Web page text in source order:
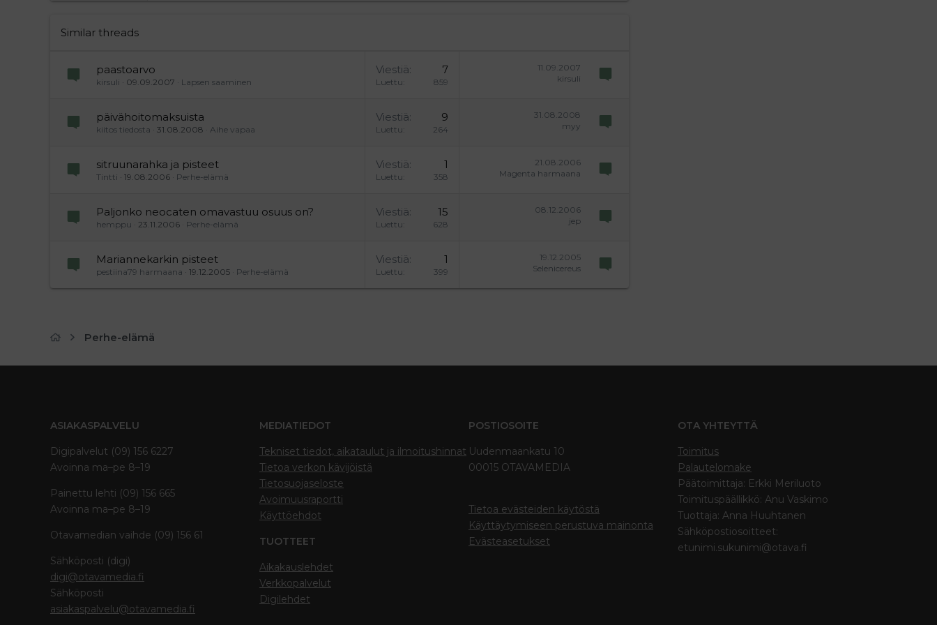
26
Similar threads
paastoarvo
kirsuli 09.09.2007 Lapsen saaminen
Viestiä 7
Luettu 859
11.09.2007
kirsuli
päivähoitomaksuista
kiitos tiedosta 31.08.2008 Aihe vapaa
Viestiä 9
Luettu 264
31.08.2008
myy
sitruunarahka ja pisteet
Tintti 19.08.2006 Perhe-elämä
Viestiä 1
Luettu 358
21.08.2006
Magenta harmaana
Paljonko neocaten omavastuu osuus on?
hemppu 23.11.2006 Perhe-elämä
Viestiä 15
Luettu 628
08.12.2006
jep
Mariannekarkin pisteet
pestiina79 harmaana 19.12.2005 Perhe-elämä
Viestiä 1
Luettu 399
19.12.2005
Selenicereus
Perhe-elämä
ASIAKASPALVELU
Digipalvelut (09) 156 6227
Avoinna ma–pe 8–19
Painettu lehti (09) 156 665
Avoinna ma–pe 8–19
Otavamedian vaihde (09) 156 61
Sähköposti (digi)
digi@otavamedia.fi
Sähköposti
asiakaspalvelu@otavamedia.fi
MEDIATIEDOT
Tekniset tiedot, aikataulut ja ilmoitushinnat
Tietoa verkon kävijöistä
Tietosuojaseloste
Avoimuusraportti
Käyttöehdot
TUOTTEET
Aikakauslehdet
Verkkopalvelut
Digilehdet
POSTIOSOITE
Uudenmaankatu 10
00015 OTAVAMEDIA
Tietoa evästeiden käytöstä
Käyttäytymiseen perustuva mainonta
Evästeasetukset
OTA YHTEYTTÄ
Toimitus
Palautelomake
Päätoimittaja: Erkki Meriluoto
Toimituspäällikkö: Anu Vaskimo
Tuottaja: Anna Huuhtanen
Sähköpostiosoitteet:
etunimi.sukunimi@otava.fi